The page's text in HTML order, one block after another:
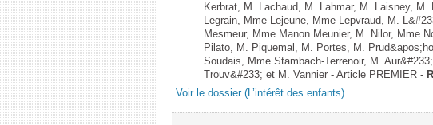
Kerbrat, M. Lachaud, M. Lahmar, M. Laisney,
Legrain, Mme Lejeune, Mme Lepvraud, M.
Mesmeur, Mme Manon Meunier, M. Nilor, Mme
Pilato, M. Piquemal, M. Portes, M.
Soudais, Mme Stambach-Terrenoir, M.
Trouv&#233; et M. Vannier - Article PREMIER -
Voir le dossier (L’intérêt des enfants)